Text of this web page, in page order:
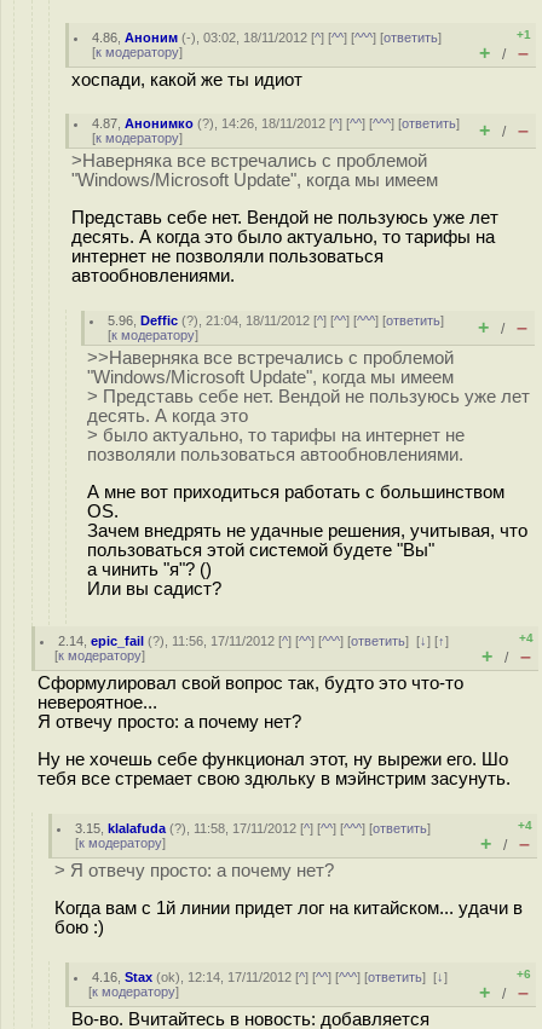
4.86 ,Аноним (-), 03:02, 18/11/2012 [^] [^^] [^^^] [ответить]
[к модератору]
+1
+ / –
хоспади, какой же ты идиот
4.87 ,Анонимко (?), 14:26, 18/11/2012 [^] [^^] [^^^] [ответить]
[к модератору] + / –
>Наверняка все встречались с проблемой
"Windows/Microsoft Update", когда мы имеем
Представь себе нет. Вендой не пользуюсь уже лет
десять. А когда это было актуально, то тарифы на
интернет не позволяли пользоваться
автообновлениями.
5.96 ,Deffic (?), 21:04, 18/11/2012 [^] [^^] [^^^] [ответить]
[к модератору] + / –
>>Наверняка все встречались с проблемой
"Windows/Microsoft Update", когда мы имеем
> Представь себе нет. Вендой не пользуюсь уже лет
десять. А когда это
> было актуально, то тарифы на интернет не
позволяли пользоваться автообновлениями.
А мне вот приходиться работать с большинством
OS.
Зачем внедрять не удачные решения, учитывая, что
пользоваться этой системой будете "Вы"
а чинить "я"? ()
Или вы садист?
2.14 ,epic_fail (?), 11:56, 17/11/2012 [^] [^^] [^^^] [ответить][↓] [↑]
[к модератору]
+4
+ / –
Сформулировал свой вопрос так, будто это что-то
невероятное...
Я отвечу просто: а почему нет?
Ну не хочешь себе функционал этот, ну вырежи его. Шо
тебя все стремает свою здюльку в мэйнстрим засунуть.
3.15 ,klalafuda (?), 11:58, 17/11/2012 [^] [^^] [^^^] [ответить]
[к модератору]
+4
+ / –
> Я отвечу просто: а почему нет?
Когда вам с 1й линии придет лог на китайском... удачи в
бою :)
4.16 ,Stax (ok), 12:14, 17/11/2012 [^] [^^] [^^^] [ответить][↓]
[к модератору]
+6
+ / –
Во-во. Вчитайтесь в новость: добавляется